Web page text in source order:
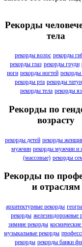
Рекорды
тела
рекорды волос рекорды
рекорды глаз рекорды груди
ноги рекорды ногтей рекорды
рекорды рта рекорды
рекорды тела рекорды
Рекорды по
возрасту
рекорды детей рекорды
мужчин рекорды мужчин и
(массовые) рекорды
Рекорды по
и отраслям
архитектурные рекорды
рекорды железнодорожные
зимние рекорды
музыкальные рекорды
рекорды рекорды банки